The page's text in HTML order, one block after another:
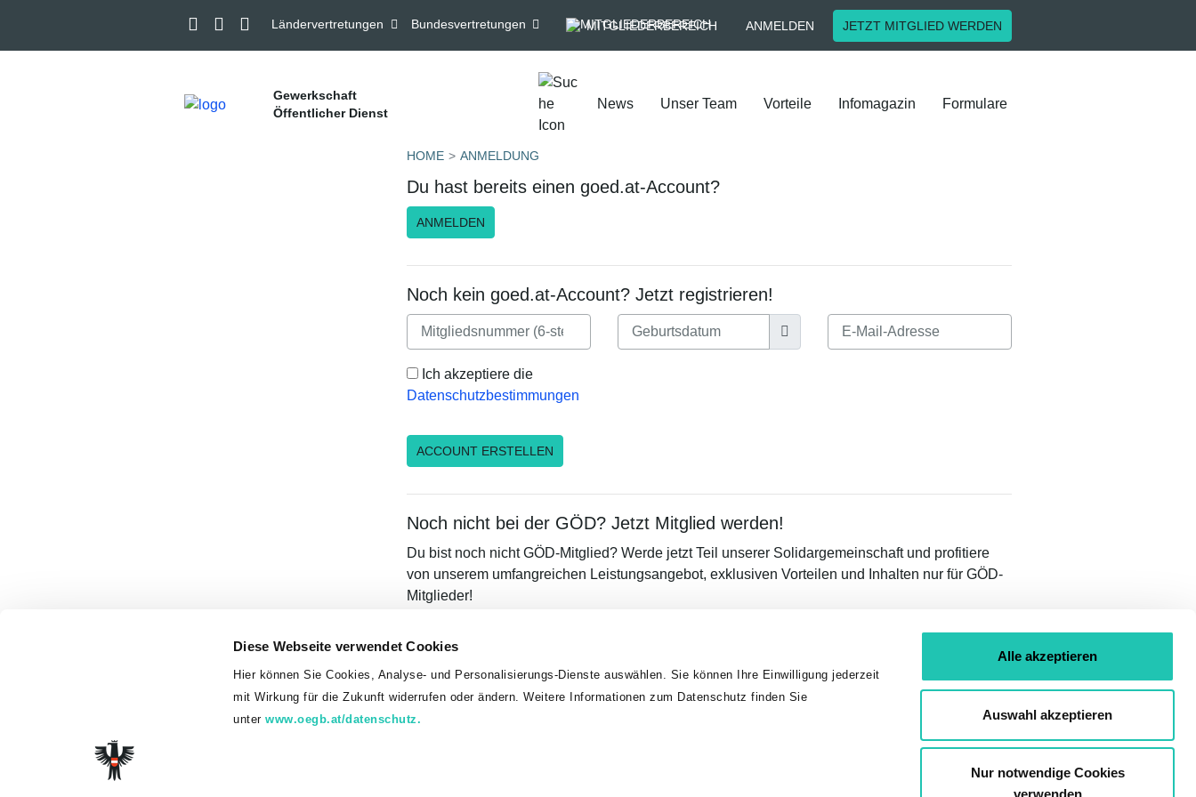
Diese Webseite verwendet Cookies
Hier können Sie Cookies, Analyse- und Personalisierungs-Dienste auswählen. Sie können Ihre Einwilligung jederzeit
mit Wirkung für die Zukunft widerrufen oder ändern. Weitere Informationen zum Datenschutz finden Sie
unterwww.oegb.at/datenschutz.
Alle akzeptieren
Auswahl akzeptieren
Nur notwendige Cookies
verwenden
Ländervertretungen Bundesvertretungen MITGLIEDERBEREICH ANMELDEN JETZT MITGLIED WERDEN
Gewerkschaft
Öffentlicher Dienst
News Unser Team Vorteile Infomagazin Formulare
HOME ANMELDUNG
Du hast bereits einen goed.at-Account?
ANMELDEN
Noch kein goed.at-Account? Jetzt registrieren!
Ich akzeptiere die
Datenschutzbestimmungen
Noch nicht bei der GÖD? Jetzt Mitglied werden!
Du bist noch nicht GÖD-Mitglied? Werde jetzt Teil unserer Solidargemeinschaft und profitiere
von unserem umfangreichen Leistungsangebot, exklusiven Vorteilen und Inhalten nur für GÖD-
Mitglieder!
Kontakt
Impressum